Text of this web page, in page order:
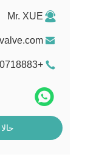
Mr. XUE
+8613930718883